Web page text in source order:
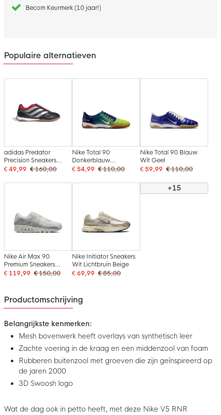
Becom Keurmerk (10 jaar!)
Populaire alternatieven
adidas Predator
Precision Sneakers
Zwart Zilver Rood
€ 49,99 € 160,00
Nike Total 90
Donkerblauw
Neongroen Wit
€ 54,99 € 110,00
Nike Total 90 Blauw
Wit Geel
€ 59,99 € 110,00
Nike Air Max 90
Premium Sneakers
Zilvergrijs Wit Beige
€ 119,99 € 150,00
Nike Initiator Sneakers
Wit Lichtbruin Beige
€ 69,99 € 85,00
+15
Productomschrijving
Belangrijkste kenmerken:
Mesh bovenwerk heeft overlays van synthetisch leer
Zachte voering in de kraag en een middenzool van foam
Rubberen buitenzool met groeven die zijn geïnspireerd op
de jaren 2000
3D Swoosh logo
Wat de dag ook in petto heeft, met deze Nike V5 RNR